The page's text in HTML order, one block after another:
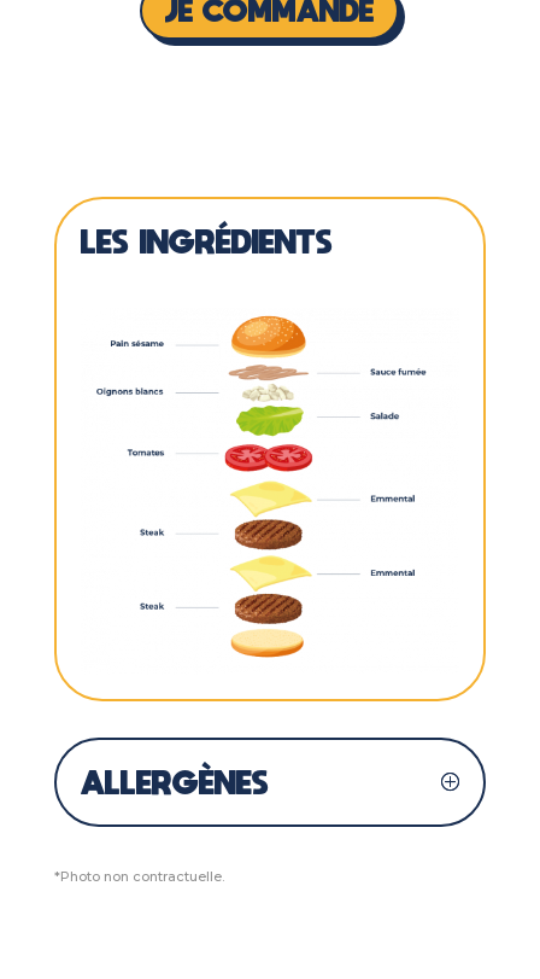
JE COMMANDE
LES INGRÉDIENTS
ALLERGÈNES
*Photo non contractuelle.